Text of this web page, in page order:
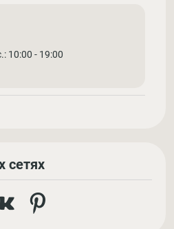
10:00 - 19:00
сетях